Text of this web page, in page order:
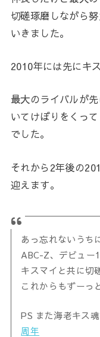
切磋琢磨しながら
いきました。
2010年には先にキ
最大のライバルが
いてけぼりをくっ
でした。
それから2年後の
迎えます。
あっ忘れないうち
ABC-Z、デビュー
キスマイと共に切
これからもずーっ
PS また海老キス魂
周年